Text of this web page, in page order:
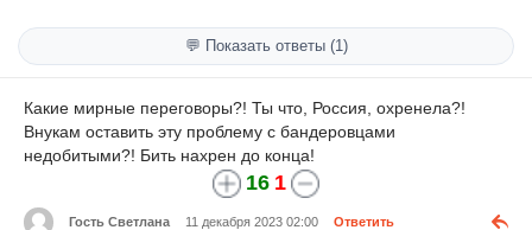
💬 Показать ответы (1)
Какие мирные переговоры?! Ты что, Россия, охренела?!
Внукам оставить эту проблему с бандеровцами
недобитыми?! Бить нахрен до конца!
16 1
Гость Светлана 11 декабря 2023 02:00 Ответить